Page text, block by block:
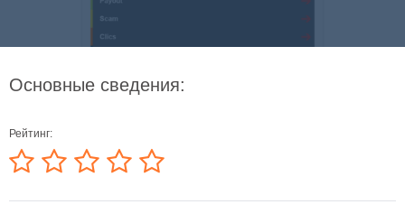
Основные сведения:
Рейтинг: